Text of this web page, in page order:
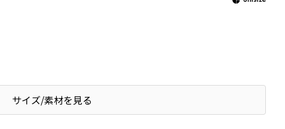
サイズ/素材を見る